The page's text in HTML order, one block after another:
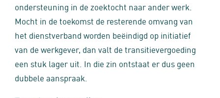
ondersteuning in de zoektocht naar ander werk.
Mocht in de toekomst de resterende omvang van
het dienstverband worden beëindigd op initiatief
van de werkgever, dan valt de transitievergoeding
een stuk lager uit. In die zin ontstaat er dus geen
dubbele aanspraak.